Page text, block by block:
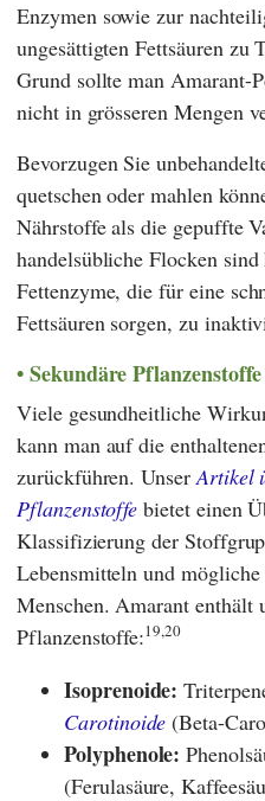
Enzymen sowie zur
ungesättigten Fettsäuren zu
Grund sollte man Amarant-
nicht in grösseren Mengen
Bevorzugen Sie
quetschen oder mahlen
Nährstoffe als die gepuffte
handelsübliche Flocken
Fettenzyme, die für eine
Fettsäuren sorgen, zu
Sekundäre Pflanzenstoffe
Viele gesundheitliche
kann man auf die
zurückführen. Unser Artikel
Pflanzenstoffe bietet einen
Klassifizierung der
Lebensmitteln und
Menschen. Amarant enthält
Pflanzenstoffe:19,20
Isoprenoide:
Carotinoide (Beta-
Polyphenole:
(Ferulasäure,